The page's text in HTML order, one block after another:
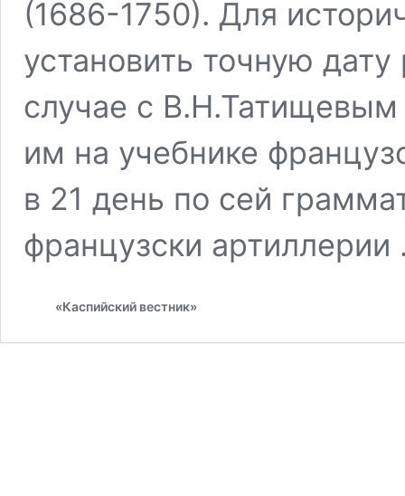
(1686-1750). Для
установить точную
случае с В.Н.Татищевым
им на учебнике
в 21 день по сей
французски
«Каспийский вестник»